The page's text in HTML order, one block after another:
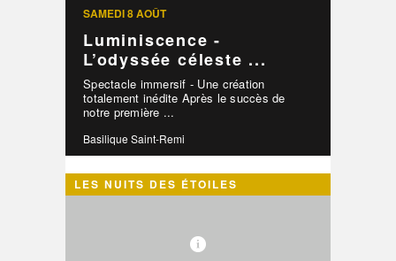
SAMEDI 8 AOÛT
Luminiscence -
L’odyssée céleste ...
Spectacle immersif - Une création
totalement inédite Après le succès de
notre première ...
Basilique Saint-Remi
LES NUITS DES ÉTOILES